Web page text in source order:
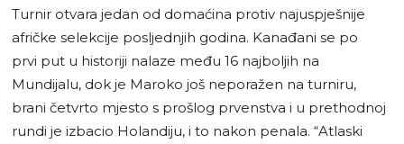
Turnir otvara jedan od domaćina protiv najuspješnije
afričke selekcije posljednjih godina. Kanađani se po
prvi put u historiji nalaze među 16 najboljih na
Mundijalu, dok je Maroko još neporažen na turniru,
brani četvrto mjesto s prošlog prvenstva i u prethodnoj
rundi je izbacio Holandiju, i to nakon penala. “Atlaski